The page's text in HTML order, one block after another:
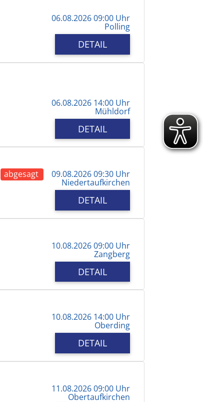
06.08.2026 09:00 Uhr
Polling
DETAIL
06.08.2026 14:00 Uhr
Mühldorf
DETAIL
abgesagt 09.08.2026 09:30 Uhr
Niedertaufkirchen
DETAIL
10.08.2026 09:00 Uhr
Zangberg
DETAIL
10.08.2026 14:00 Uhr
Oberding
DETAIL
11.08.2026 09:00 Uhr
Obertaufkirchen